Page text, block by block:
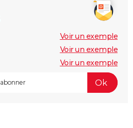
Voir un exemple
Voir un exemple
Voir un exemple